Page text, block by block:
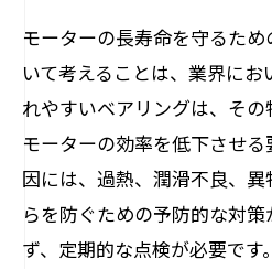
モーターの長寿命を守るた
いて考えることは、業界に
れやすいベアリングは、その
モーターの効率を低下させ
因には、過熱、潤滑不良、
らを防ぐための予防的な対策
ず、定期的な点検が必要で